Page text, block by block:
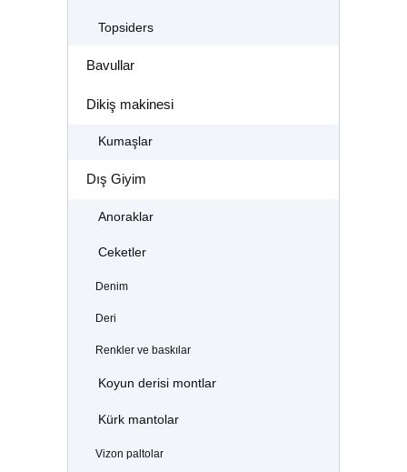
Topsiders
Bavullar
Dikiş makinesi
Kumaşlar
Dış Giyim
Anoraklar
Ceketler
Denim
Deri
Renkler ve baskılar
Koyun derisi montlar
Kürk mantolar
Vizon paltolar